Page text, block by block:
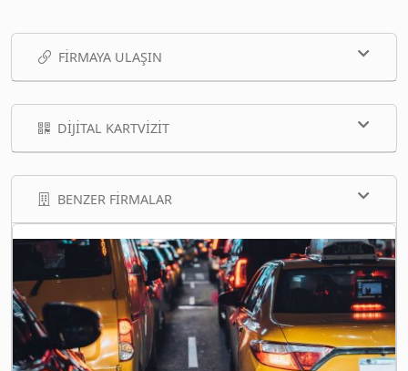
FIRMAYA ULAŞIN
DIJITAL KARTVIZIT
BENZER FIRMALAR